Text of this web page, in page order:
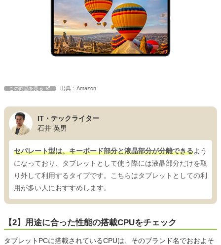
この商品を見る 出典：Amazon
IT・テックライター
石井 英男
セパレート型は、キーボード部分と液晶部分が分離できるよう
になっており、タブレットとして使う際には液晶部分だけを取
り外して利用するタイプです。こちらはタブレットとしての利
用が多い人におすすめします。
【2】用途に合った性能の搭載CPUをチェック
タブレットPCに搭載されているCPUは、そのブランド名でおおよそ